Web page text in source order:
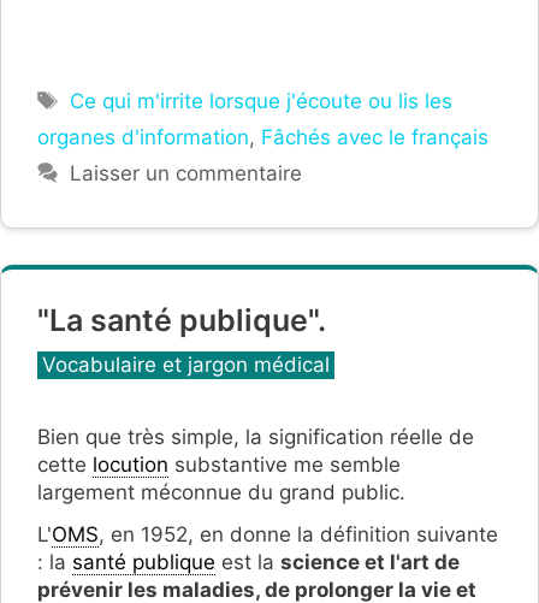
Étiquettes
Ce qui m'irrite lorsque j'écoute ou lis les
organes d'information, Fâchés avec le français
Laisser un commentaire
"La santé publique".
Catégories
Vocabulaire et jargon médical
Bien que très simple, la signification réelle de
cette locution substantive me semble
largement méconnue du grand public.
L'OMS, en 1952, en donne la définition suivante
: la santé publique est la science et l'art de
prévenir les maladies, de prolonger la vie et